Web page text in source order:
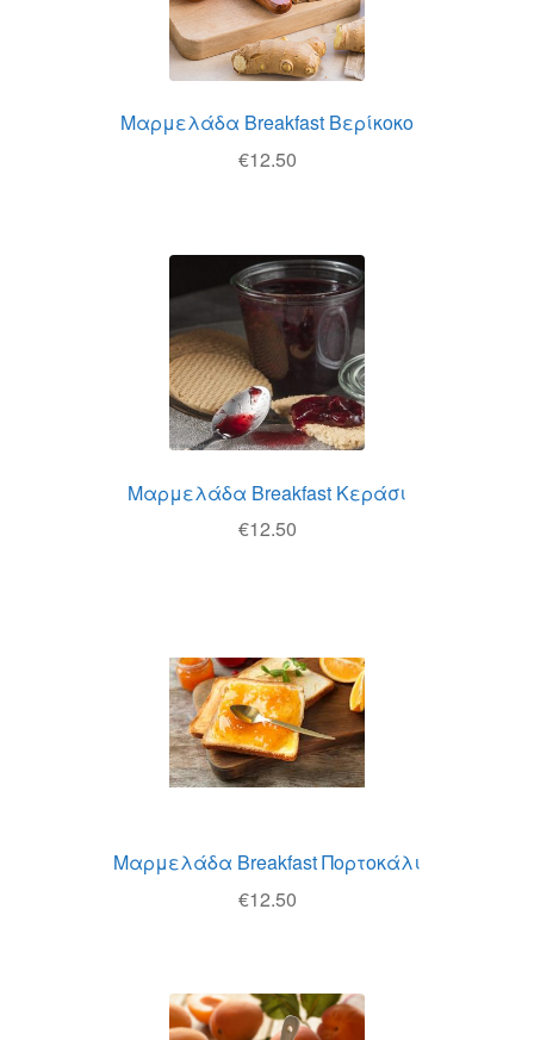
Μαρμελάδα Breakfast Βερίκοκο
€12.50
Μαρμελάδα Breakfast Κεράσι
€12.50
Μαρμελάδα Breakfast Πορτοκάλι
€12.50